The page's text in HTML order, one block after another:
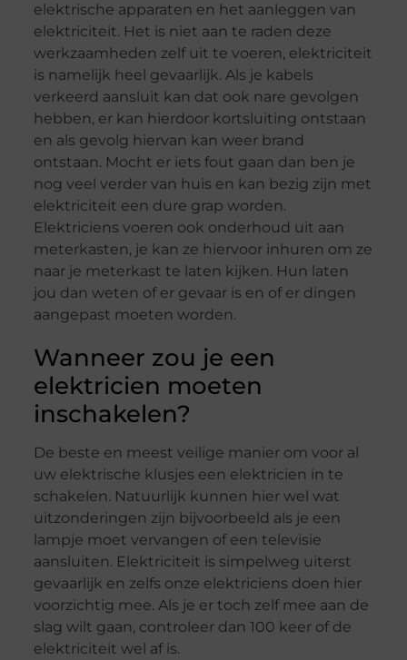
elektrische apparaten en het aanleggen van
elektriciteit. Het is niet aan te raden deze
werkzaamheden zelf uit te voeren, elektriciteit
is namelijk heel gevaarlijk. Als je kabels
verkeerd aansluit kan dat ook nare gevolgen
hebben, er kan hierdoor kortsluiting ontstaan
en als gevolg hiervan kan weer brand
ontstaan. Mocht er iets fout gaan dan ben je
nog veel verder van huis en kan bezig zijn met
elektriciteit een dure grap worden.
Elektriciens voeren ook onderhoud uit aan
meterkasten, je kan ze hiervoor inhuren om ze
naar je meterkast te laten kijken. Hun laten
jou dan weten of er gevaar is en of er dingen
aangepast moeten worden.
Wanneer zou je een
elektricien moeten
inschakelen?
De beste en meest veilige manier om voor al
uw elektrische klusjes een elektricien in te
schakelen. Natuurlijk kunnen hier wel wat
uitzonderingen zijn bijvoorbeeld als je een
lampje moet vervangen of een televisie
aansluiten. Elektriciteit is simpelweg uiterst
gevaarlijk en zelfs onze elektriciens doen hier
voorzichtig mee. Als je er toch zelf mee aan de
slag wilt gaan, controleer dan 100 keer of de
elektriciteit wel af is.